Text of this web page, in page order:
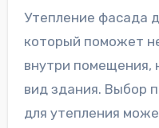
Утепление фасада дома – это важный этап,
который поможет
внутри помещения,
вид здания. Выбор
для утепления